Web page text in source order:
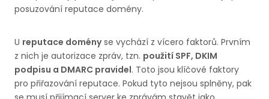
posuzování reputace domény.
U reputace doményse vychází z vícero faktorů. Prvním
z nich je autorizace zpráv, tzn. použití SPF, DKIM
podpisu a DMARC pravidel. Toto jsou klíčové faktory
pro přiřazování reputace. Pokud tyto nejsou splněny, pak